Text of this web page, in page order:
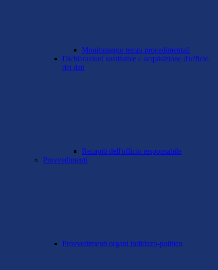
Monitoraggio tempi procedimentali
Dichiarazioni sostitutive e acquisizione d'ufficio
dei dati
Recapiti dell'ufficio responsabile
Provvedimenti
Provvedimenti organi indirizzo-politico